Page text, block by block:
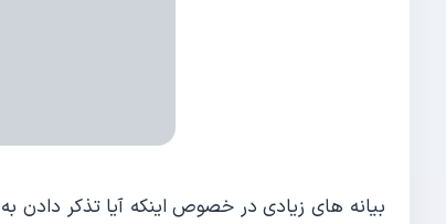
بیانه های زیادی در خصوص اینکه آیا تذکر